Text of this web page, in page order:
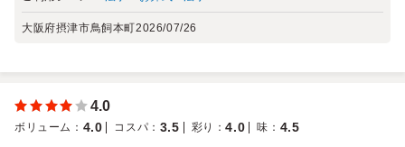
大阪府摂津市鳥飼本町2026/07/26
4.0
ボリューム ： 4.0 コスパ ： 3.5 彩り ：4.0 味 ： 4.5